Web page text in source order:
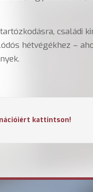
családi
hétvégékhez –
kattintson!